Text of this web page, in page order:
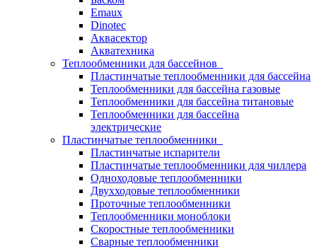
Emaux
Dinotec
Аквасектор
Акватехника
Теплообменники для бассейнов
Пластинчатые теплообменники для бассейна
Теплообменники для бассейна газовые
Теплообменники для бассейна титановые
Теплообменники для бассейна
электрические
Пластинчатые теплообменники
Пластинчатые испарители
Пластинчатые теплообменники для чиллера
Одноходовые теплообменники
Двухходовые теплообменники
Проточные теплообменники
Теплообменники моноблоки
Скоростные теплообменники
Сварные теплообменники